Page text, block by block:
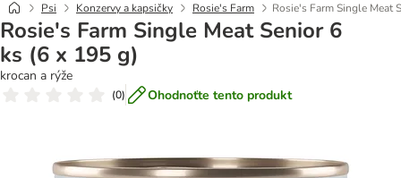
Psi Konzervy a kapsičky Rosie's Farm Rosie's Farm Single Meat
Rosie's Farm Single Meat Senior 6
ks (6 x 195 g)
krocan a rýže
(0) Ohodnoťte tento produkt